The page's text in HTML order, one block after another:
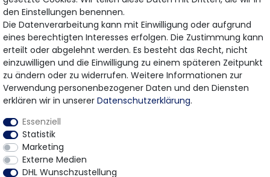
Bezahlung & Versand
Wir bieten Ihnen viele Möglichkeiten einer sicheren
Bezahlung.
den Einstellungen benennen.
Die Datenverarbeitung kann mit Einwilligung oder aufgrund
eines berechtigten Interesses erfolgen. Die Zustimmung kann
erteilt oder abgelehnt werden. Es besteht das Recht, nicht
einzuwilligen und die Einwilligung zu einem späteren Zeitpunkt
zu ändern oder zu widerrufen. Weitere Informationen zur
Verwendung personenbezogener Daten und den Diensten
erklären wir in unserer Daten­schutz­erklärung.
Essenziell
Statistik
Marketing
Externe Medien
DHL Wunschzustellung